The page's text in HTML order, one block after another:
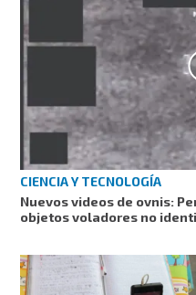
CIENCIA Y TECNOLOGÍA
Nuevos videos de ovnis:
objetos voladores no